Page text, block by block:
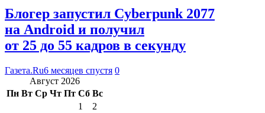
Блогер запустил Cyberpunk 2077
на Android и получил
от 25 до 55 кадров в секунду
Газета.Ru6 месяцев спустя 0
Август 2026
Пн Вт Ср Чт Пт Сб Вс
1
2